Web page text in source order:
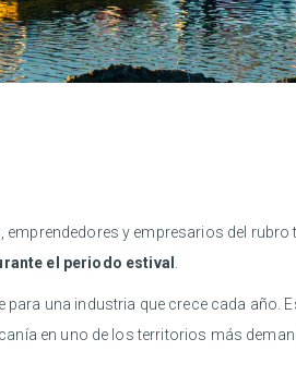
y empresarios del rubro
el periodo estival
para una industria que crece cada año.
en uno de los territorios más